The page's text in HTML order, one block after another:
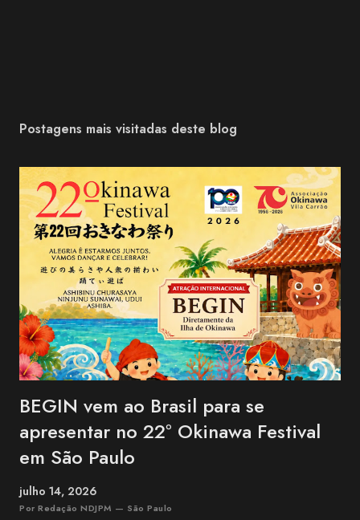
Postagens mais visitadas deste blog
BEGIN vem ao Brasil para se
apresentar no 22º Okinawa Festival
em São Paulo
julho 14, 2026
Por Redação NDJPM — São Paulo